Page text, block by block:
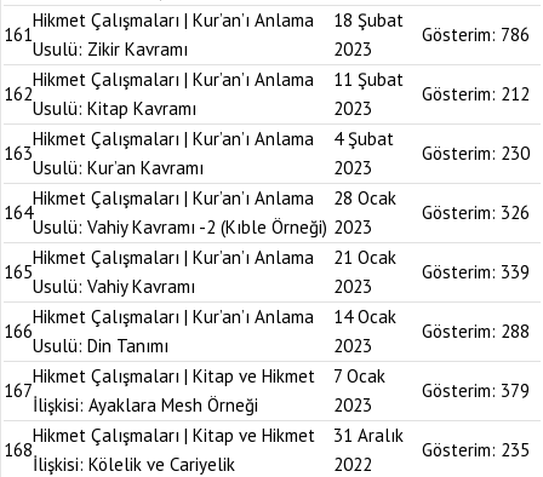
161
Hikmet Çalışmaları | Kur’an’ı Anlama
Usulü: Zikir Kavramı
18 Şubat
2023
Gösterim: 786
162
Hikmet Çalışmaları | Kur’an’ı Anlama
Usulü: Kitap Kavramı
11 Şubat
2023
Gösterim: 212
163
Hikmet Çalışmaları | Kur’an’ı Anlama
Usulü: Kur’an Kavramı
4 Şubat
2023
Gösterim: 230
164
Hikmet Çalışmaları | Kur’an’ı Anlama
Usulü: Vahiy Kavramı -2 (Kıble Örneği)
28 Ocak
2023
Gösterim: 326
165
Hikmet Çalışmaları | Kur’an’ı Anlama
Usulü: Vahiy Kavramı
21 Ocak
2023
Gösterim: 339
166
Hikmet Çalışmaları | Kur’an’ı Anlama
Usulü: Din Tanımı
14 Ocak
2023
Gösterim: 288
167
Hikmet Çalışmaları | Kitap ve Hikmet
İlişkisi: Ayaklara Mesh Örneği
7 Ocak
2023
Gösterim: 379
168
Hikmet Çalışmaları | Kitap ve Hikmet
İlişkisi: Kölelik ve Cariyelik
31 Aralık
2022
Gösterim: 235